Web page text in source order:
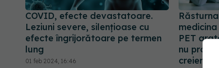
COVID, efecte devastatoare.
Leziuni severe, silențioase cu
efecte îngrijorătoare pe termen
lung
01 feb 2024, 16:46
PET
nu
creierului